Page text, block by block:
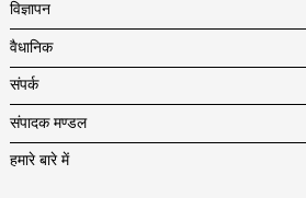
विज्ञापन
वैधानिक
संपर्क
संपादक मण्डल
हमारे बारे में